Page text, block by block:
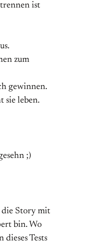
ist
zum
gewinnen.
sie leben.
;)
die Story mit
bin. Wo
Tests